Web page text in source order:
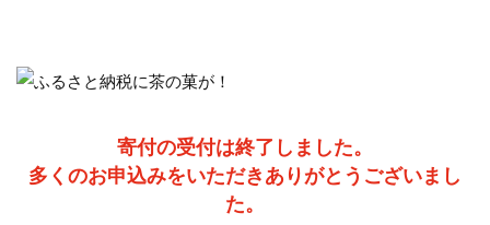
寄付の受付は終了しました。
多くのお申込みをいただきありがとうございまし
た。